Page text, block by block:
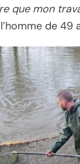
que mon
de 49